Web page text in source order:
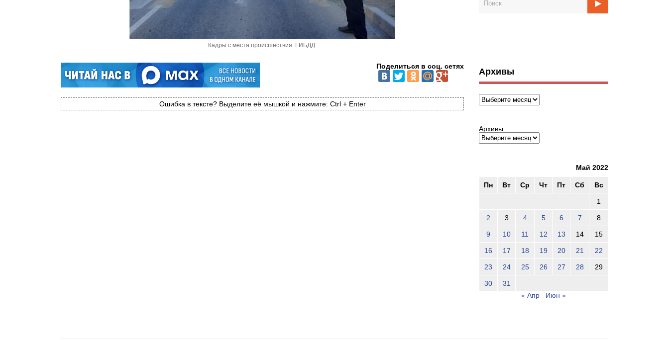
Кадры с места происшествия: ГИБДД
Поделиться в соц. сетях
Ошибка в тексте? Выделите её мышкой и нажмите: Ctrl + Enter
Архивы
Архивы
Архивы
Май 2022
Пн Вт Ср Чт Пт Сб Вс
1
2 3 4 5 6 7 8
9 10 11 12 13 14 15
16 17 18 19 20 21 22
23 24 25 26 27 28 29
30
31
« Апр
Июн »